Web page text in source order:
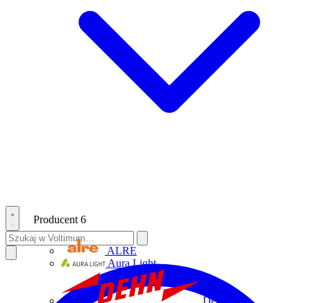
Producent 6
ALRE
Aura Light
Dehn